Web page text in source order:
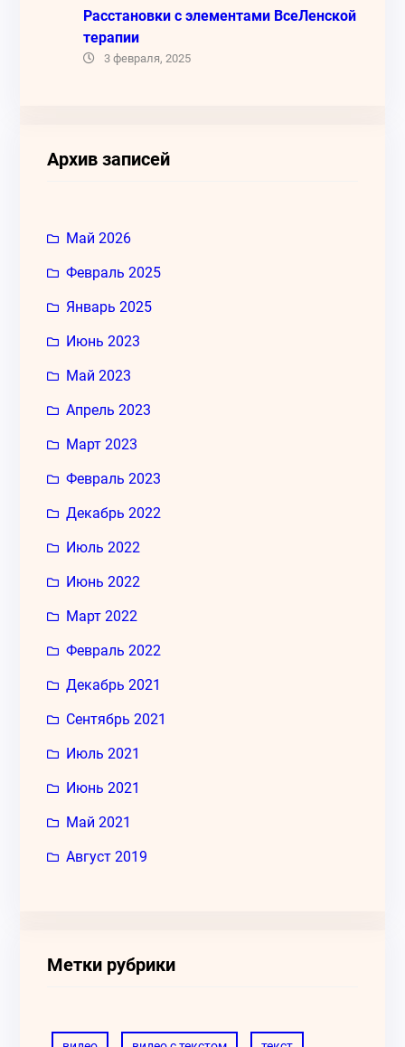
Расстановки с элементами ВсеЛенской
терапии
3 февраля, 2025
Архив записей
Май 2026
Февраль 2025
Январь 2025
Июнь 2023
Май 2023
Апрель 2023
Март 2023
Февраль 2023
Декабрь 2022
Июль 2022
Июнь 2022
Март 2022
Февраль 2022
Декабрь 2021
Сентябрь 2021
Июль 2021
Июнь 2021
Май 2021
Август 2019
Метки рубрики